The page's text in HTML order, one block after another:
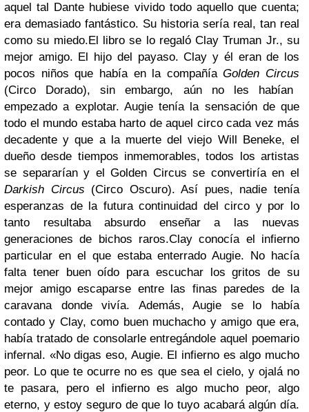
aquel tal Dante hubiese vivido todo aquello que cuenta;
era demasiado fantástico. Su historia sería real, tan real
como su miedo.El libro se lo regaló Clay Truman Jr., su
mejor amigo. El hijo del payaso. Clay y él eran de los
pocos niños que había en la compañíaGolden Circus
(Circo Dorado), sin embargo, aún no les habían
empezado a explotar. Augie tenía la sensación de que
todo el mundo estaba harto de aquel circo cada vez más
decadente y que a la muerte del viejo Will Beneke, el
dueño desde tiempos inmemorables, todos los artistas
se separarían y el Golden Circus se convertiría en el
Darkish Circus (Circo Oscuro). Así pues, nadie tenía
esperanzas de la futura continuidad del circo y por lo
tanto resultaba absurdo enseñar a las nuevas
generaciones de bichos raros.Clay conocía el infierno
particular en el que estaba enterrado Augie. No hacía
falta tener buen oído para escuchar los gritos de su
mejor amigo escaparse entre las finas paredes de la
caravana donde vivía. Además, Augie se lo había
contado y Clay, como buen muchacho y amigo que era,
había tratado de consolarle entregándole aquel poemario
infernal. «No digas eso, Augie. El infierno es algo mucho
peor. Lo que te ocurre no es que sea el cielo, y ojalá no
te pasara, pero el infierno es algo mucho peor, algo
eterno, y estoy seguro de que lo tuyo acabará algún día.